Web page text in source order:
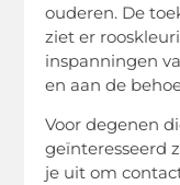
ouderen. De
ziet er
inspanningen
en aan de
Voor degenen
geïnteresseerd
je uit om